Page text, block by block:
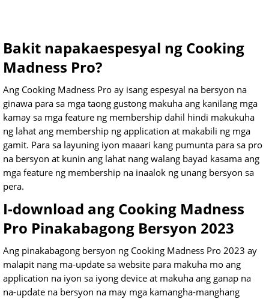
Bakit napakaespesyal ng Cooking
Madness Pro?
Ang Cooking Madness Pro ay isang espesyal na bersyon na
ginawa para sa mga taong gustong makuha ang kanilang mga
kamay sa mga feature ng membership dahil hindi makukuha
ng lahat ang membership ng application at makabili ng mga
gamit. Para sa layuning iyon maaari kang pumunta para sa pro
na bersyon at kunin ang lahat nang walang bayad kasama ang
mga feature ng membership na inaalok ng unang bersyon sa
pera.
I-download ang Cooking Madness
Pro Pinakabagong Bersyon 2023
Ang pinakabagong bersyon ng Cooking Madness Pro 2023 ay
malapit nang ma-update sa website para makuha mo ang
application na iyon sa iyong device at makuha ang ganap na
na-update na bersyon na may mga kamangha-manghang